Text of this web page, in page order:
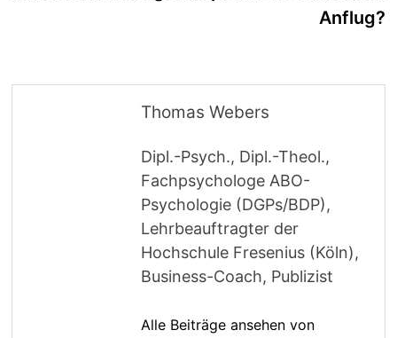
Anflug?
Thomas Webers
Dipl.-Psych., Dipl.-Theol.,
Fachpsychologe ABO-
Psychologie (DGPs/BDP),
Lehrbeauftragter der
Hochschule Fresenius (Köln),
Business-Coach, Publizist
Alle Beiträge ansehen von